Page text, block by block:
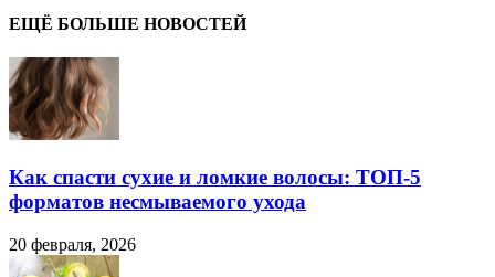
ЕЩЁ БОЛЬШЕ НОВОСТЕЙ
Как спасти сухие и ломкие волосы: ТОП-5
форматов несмываемого ухода
20 февраля, 2026